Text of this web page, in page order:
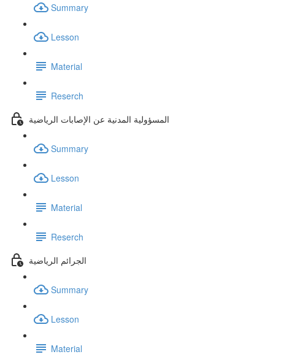
Summary
Lesson
Material
Reserch
المسؤولية المدنية عن الإصابات الرياضية
Summary
Lesson
Material
Reserch
الجرائم الرياضية
Summary
Lesson
Material